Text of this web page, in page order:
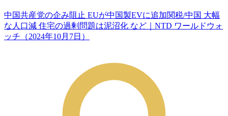
中国共産党の企み阻止 EUが中国製EVに追加関税/中国 大幅
な人口減 住宅の過剰問題は泥沼化 など｜NTD ワールドウォ
ッチ（2024年10月7日）